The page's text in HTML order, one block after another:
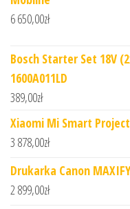
6 650,00zł
Bosch Starter Set 18V
1600A011LD
389,00zł
Xiaomi Mi Smart
3 878,00zł
Drukarka Canon
2 899,00zł